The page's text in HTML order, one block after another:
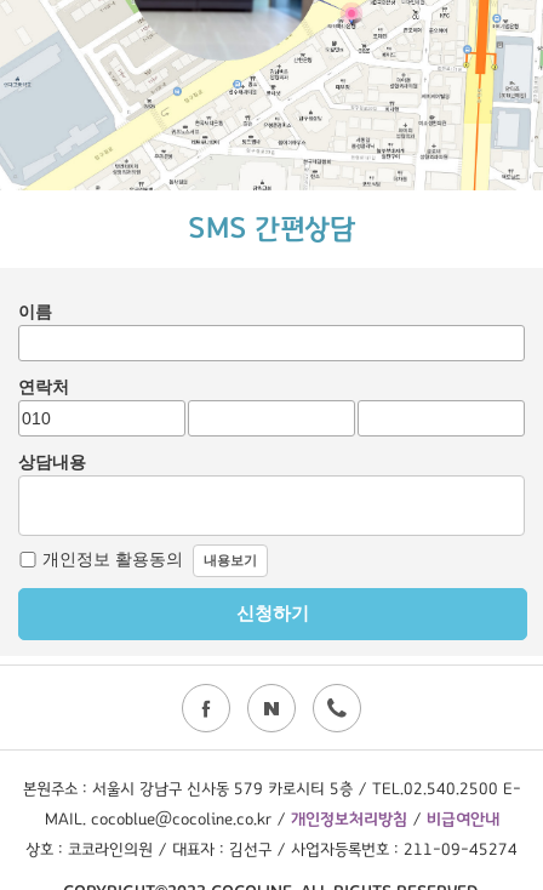
SMS 간편상담
본원주소 : 서울시 강남구 신사동 579 카로시티 5층 / TEL.02.540.2500 E-
MAIL. cocoblue@cocoline.co.kr / 개인정보처리방침 / 비급여안내
상호 : 코코라인의원 / 대표자 : 김선구 / 사업자등록번호 : 211-09-45274